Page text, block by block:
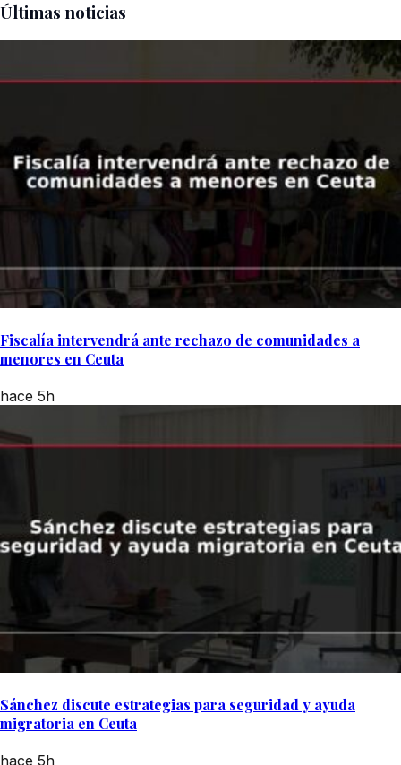
Últimas noticias
Fiscalía intervendrá ante rechazo de comunidades a
menores en Ceuta
hace 5h
Sánchez discute estrategias para seguridad y ayuda
migratoria en Ceuta
hace 5h